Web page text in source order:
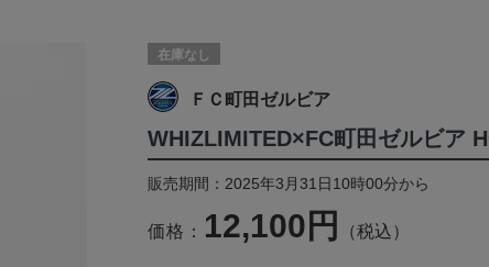
在庫なし
ＦＣ町田ゼルビア
WHIZLIMITED×FC町田ゼルビア
販売期間：2025年3月31日10時00分から
価格： 12,100円 （税込）